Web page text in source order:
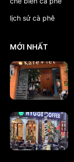
lịch sử cà phê
MỚI NHẤT